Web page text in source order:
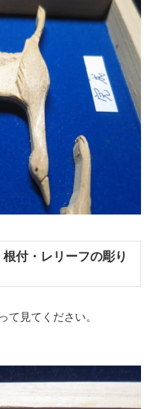
付・レリーフの彫り
て見てください。